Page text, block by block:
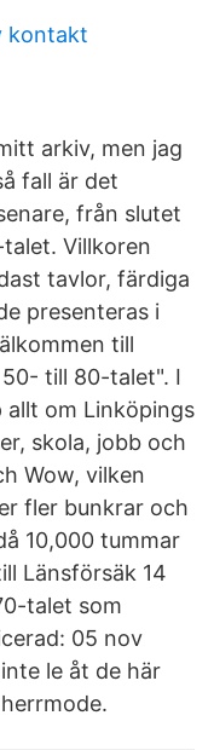
kontakt
arkiv, men jag
fall är det
från slutet
Villkoren
tavlor, färdiga
presenteras i
till
till 80-talet". I
allt om Linköpings
skola, jobb och
Wow, vilken
fler bunkrar och
10,000 tummar
Länsförsäk 14
talet som
05 nov
le åt de här